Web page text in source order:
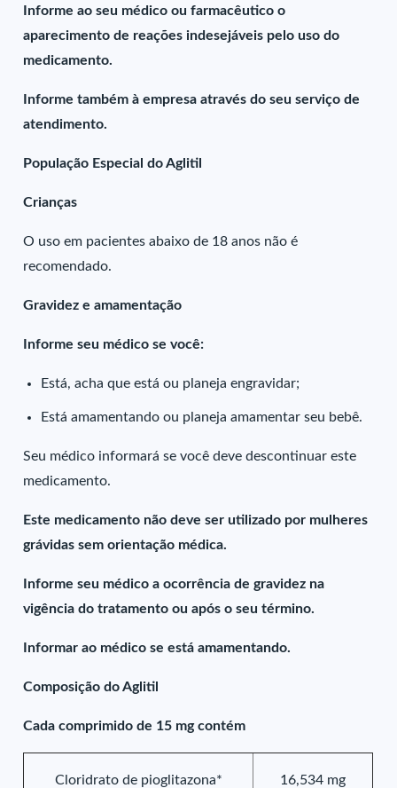
Informe ao seu médico ou farmacêutico o
aparecimento de reações indesejáveis pelo uso do
medicamento.
Informe também à empresa através do seu serviço de
atendimento.
População Especial do Aglitil
Crianças
O uso em pacientes abaixo de 18 anos não é
recomendado.
Gravidez e amamentação
Informe seu médico se você:
Está, acha que está ou planeja engravidar;
Está amamentando ou planeja amamentar seu bebê.
Seu médico informará se você deve descontinuar este
medicamento.
Este medicamento não deve ser utilizado por mulheres
grávidas sem orientação médica.
Informe seu médico a ocorrência de gravidez na
vigência do tratamento ou após o seu término.
Informar ao médico se está amamentando.
Composição do Aglitil
Cada comprimido de 15 mg contém
Cloridrato de pioglitazona* 16,534 mg